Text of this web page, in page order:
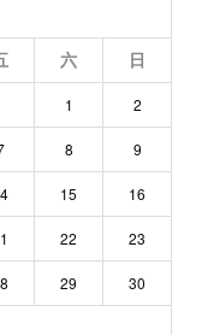
六 日
1 2
8 9
15 16
22 23
29 30